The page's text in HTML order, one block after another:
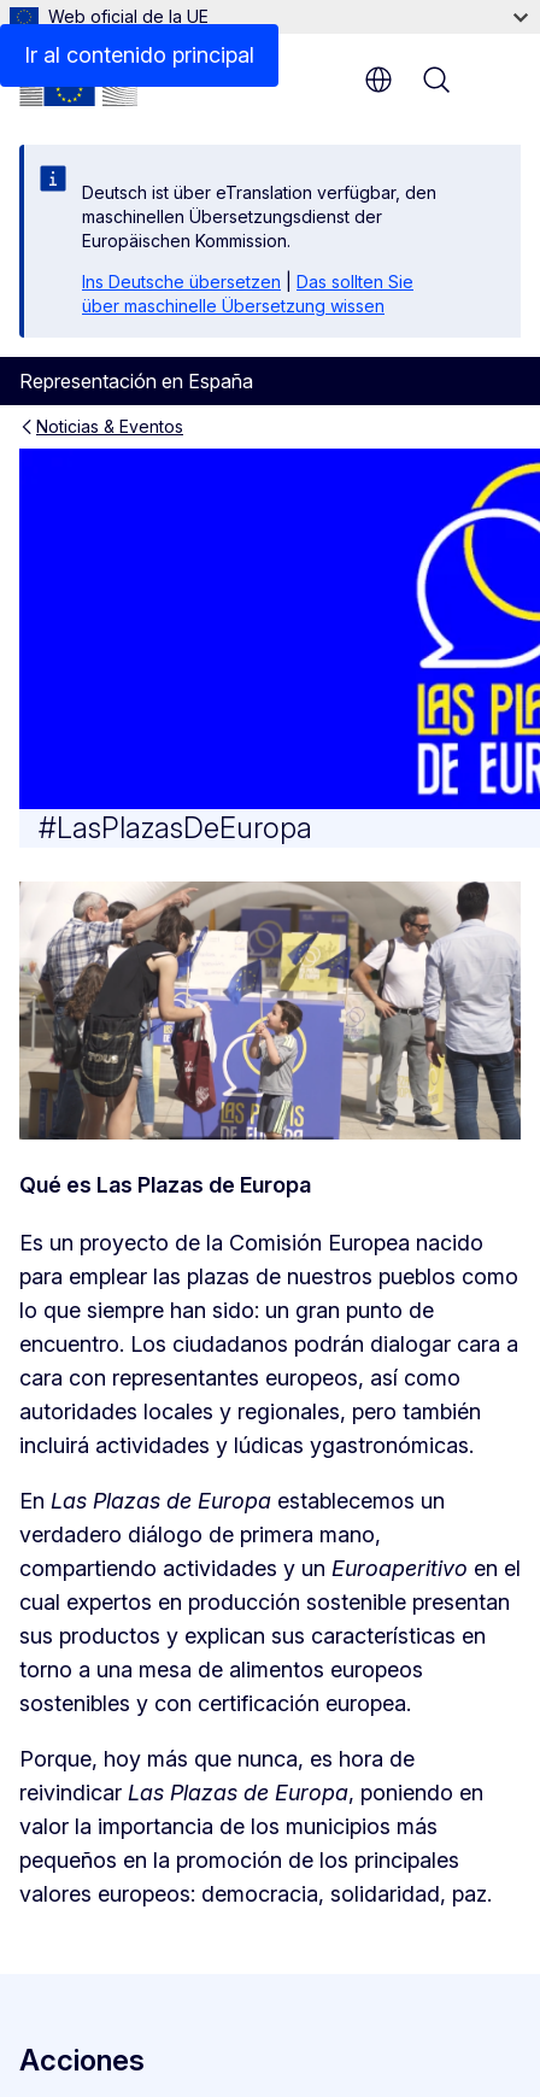
Ir al contenido principal
Web oficial de la UE
Deutsch ist über eTranslation verfügbar, den
maschinellen Übersetzungsdienst der
Europäischen Kommission.
Ins Deutsche übersetzen
Das sollten Sie
über maschinelle Übersetzung wissen
Representación en España
Menu
Noticias & Eventos
#LasPlazasDeEuropa
Qué es Las Plazas de Europa
Es un proyecto de la Comisión Europea nacido
para emplear las plazas de nuestros pueblos como
lo que siempre han sido: un gran punto de
encuentro. Los ciudadanos podrán dialogar cara a
cara con representantes europeos, así como
autoridades locales y regionales, pero también
incluirá actividades y lúdicas ygastronómicas.
En Las Plazas de Europa establecemos un
verdadero diálogo de primera mano,
compartiendo actividades y un Euroaperitivo en el
cual expertos en producción sostenible presentan
sus productos y explican sus características en
torno a una mesa de alimentos europeos
sostenibles y con certificación europea.
Porque, hoy más que nunca, es hora de
reivindicar Las Plazas de Europa, poniendo en
valor la importancia de los municipios más
pequeños en la promoción de los principales
valores europeos: democracia, solidaridad, paz.
Acciones